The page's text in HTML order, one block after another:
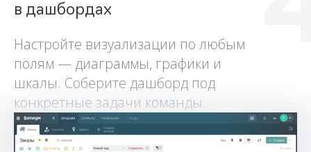
в дашбордах
Настройте визуализации по любым
полям — диаграммы, графики и
шкалы. Соберите дашборд под
конкретные задачи команды.